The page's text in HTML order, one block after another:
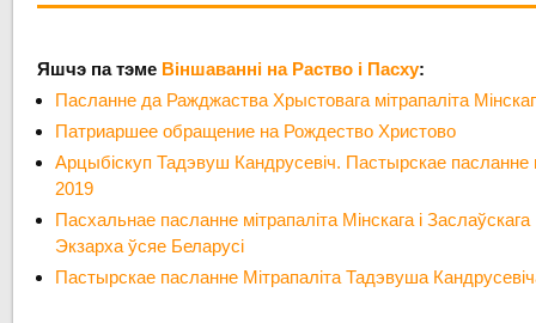
Яшчэ па тэме Віншаванні на Раство і Пасху:
Пасланне да Ражджаства Хрыстовага мітрапаліта
Патриаршее обращение на Рождество Христово
Арцыбіскуп Тадэвуш Кандрусевіч. Пастырскае
2019
Пасхальнае пасланне мітрапаліта Мінскага і
Экзарха ўсяе Беларусі
Пастырскае пасланне Мітрапаліта Тадэвуша